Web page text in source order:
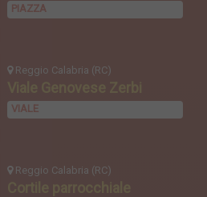
PIAZZA
Reggio Calabria (RC)
VIALE
Reggio Calabria (RC)
Cortile parrocchiale